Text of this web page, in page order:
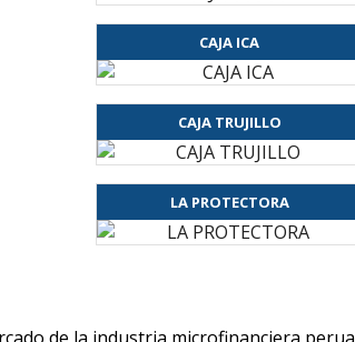
CAJA ICA
CAJA TRUJILLO
LA PROTECTORA